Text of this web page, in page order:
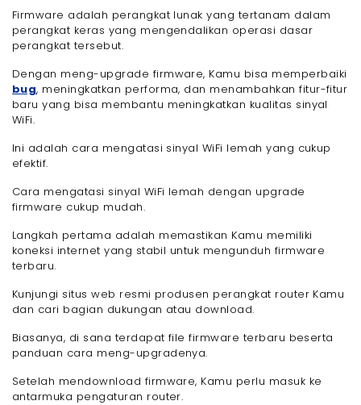
Firmware adalah perangkat lunak yang tertanam dalam
perangkat keras yang mengendalikan operasi dasar
perangkat tersebut.
Dengan meng-upgrade firmware, Kamu bisa memperbaiki
bug, meningkatkan performa, dan menambahkan fitur-fitur
baru yang bisa membantu meningkatkan kualitas sinyal
WiFi.
Ini adalah cara mengatasi sinyal WiFi lemah yang cukup
efektif.
Cara mengatasi sinyal WiFi lemah dengan upgrade
firmware cukup mudah.
Langkah pertama adalah memastikan Kamu memiliki
koneksi internet yang stabil untuk mengunduh firmware
terbaru.
Kunjungi situs web resmi produsen perangkat router Kamu
dan cari bagian dukungan atau download.
Biasanya, di sana terdapat file firmware terbaru beserta
panduan cara meng-upgradenya.
Setelah mendownload firmware, Kamu perlu masuk ke
antarmuka pengaturan router.